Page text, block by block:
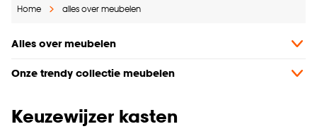
Gratis raam advies en opmeten aan huis
Home alles over meubelen
Alles over meubelen
Onze trendy collectie meubelen
Keuzewijzer kasten